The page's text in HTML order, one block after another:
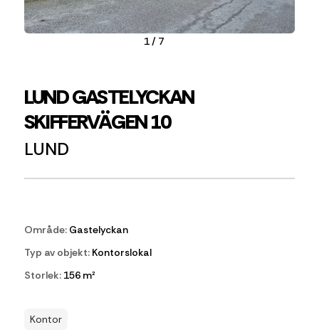
1/ 7
LUND GASTELYCKAN
SKIFFERVÄGEN 10
LUND
Område:Gastelyckan
Typ av objekt:Kontorslokal
Storlek:156 m²
Kontor